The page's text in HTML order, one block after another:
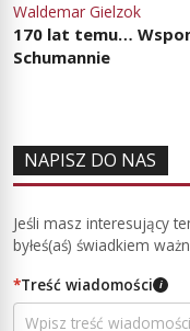
Waldemar Gielzok
170 lat temu…
Schumannie
NAPISZ DO NAS
Jeśli masz interesujący
byłeś(aś) świadkiem
*Treść wiadomości i